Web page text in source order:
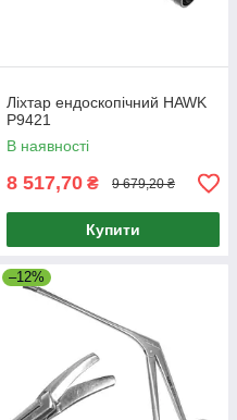
Ліхтар ендоскопічний HAWK
Р9421
В наявності
8 517,70 ₴ 9 679,20 ₴
Купити
–12%